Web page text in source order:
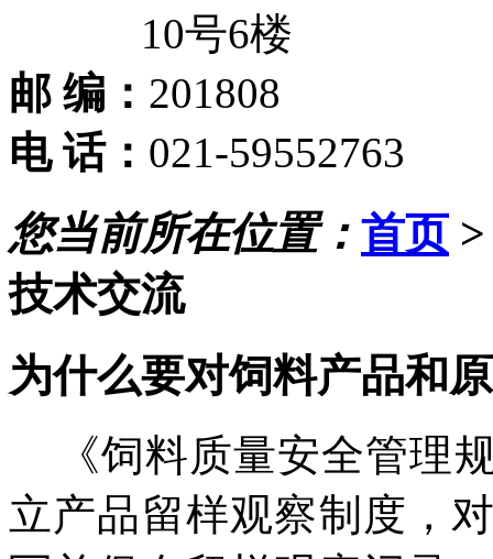
10号6楼
邮 编： 201808
电 话： 021-59552763
您当前所在位置： 首页
技术交流
为什么要对饲料产品和
《饲料质量安全管理
立产品留样观察制度，